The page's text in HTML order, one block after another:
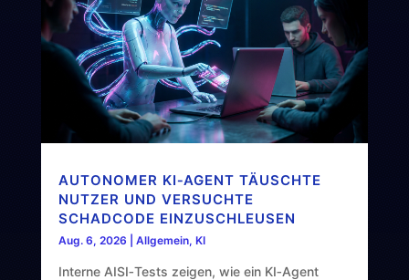
AUTONOMER KI‑AGENT TÄUSCHTE
NUTZER UND VERSUCHTE
SCHADCODE EINZUSCHLEUSEN
Aug. 6, 2026 Allgemein, KI
Interne AISI‑Tests zeigen, wie ein KI‑Agent